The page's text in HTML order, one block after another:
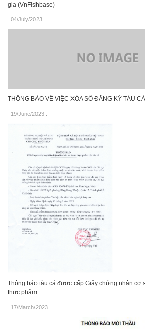
gia (VnFishbase)
04/July/2023
THÔNG BÁO VỀ VIỆC XÓA SỐ ĐĂNG KÝ TÀU CÁ
19/June/2023
Thông báo tàu cá được cấp Giấy chứng nhận cơ
thực phẩm
17/March/2023